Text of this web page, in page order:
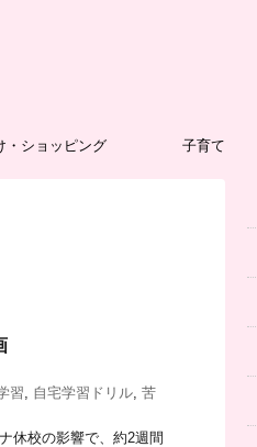
・ショッピング 子育て
習 自宅学習ドリル 苦
休校の影響で、約2週間